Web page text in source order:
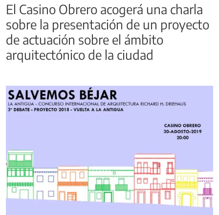
El Casino Obrero acogerá una charla
sobre la presentación de un proyecto
de actuación sobre el ámbito
arquitectónico de la ciudad